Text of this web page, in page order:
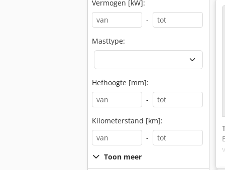
Vermogen [kW]:
-
Masttype:
Hefhoogte [mm]:
-
Kilometerstand [km]:
-
Toon meer